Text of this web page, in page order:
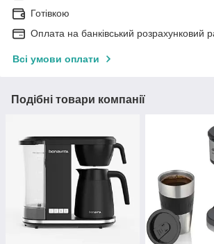
Готівкою
Оплата на банківський розрахунковий
Всі умови оплати
Подібні товари компанії